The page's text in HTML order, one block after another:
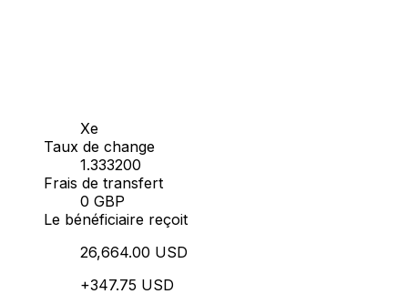
Xe
Taux de change
1.333200
Frais de transfert
0 GBP
Le bénéficiaire reçoit
26,664.00 USD
+347.75 USD